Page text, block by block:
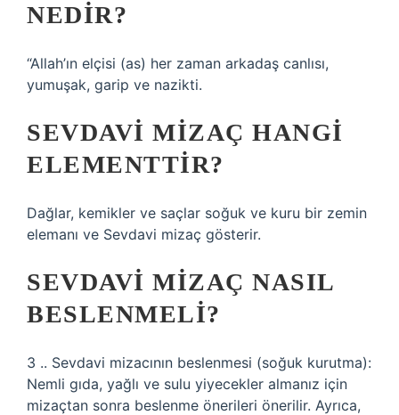
NEDIR?
“Allah’ın elçisi (as) her zaman arkadaş canlısı,
yumuşak, garip ve nazikti.
SEVDAVI MIZAÇ HANGI
ELEMENTTIR?
Dağlar, kemikler ve saçlar soğuk ve kuru bir zemin
elemanı ve Sevdavi mizaç gösterir.
SEVDAVI MIZAÇ NASIL
BESLENMELI?
3 .. Sevdavi mizacının beslenmesi (soğuk kurutma):
Nemli gıda, yağlı ve sulu yiyecekler almanız için
mizaçtan sonra beslenme önerileri önerilir. Ayrıca,